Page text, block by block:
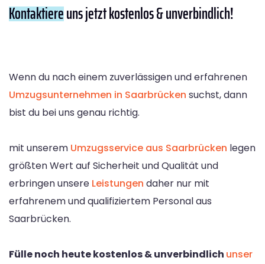
Kontaktiereuns jetzt kostenlos & unverbindlich!
Wenn du nach einem zuverlässigen und erfahrenen
Umzugsunternehmen in Saarbrücken suchst, dann
bist du bei uns genau richtig.
mit unserem Umzugsservice aus Saarbrücken legen
größten Wert auf Sicherheit und Qualität und
erbringen unsere Leistungen daher nur mit
erfahrenem und qualifiziertem Personal aus
Saarbrücken.
Fülle noch heute kostenlos & unverbindlich unser